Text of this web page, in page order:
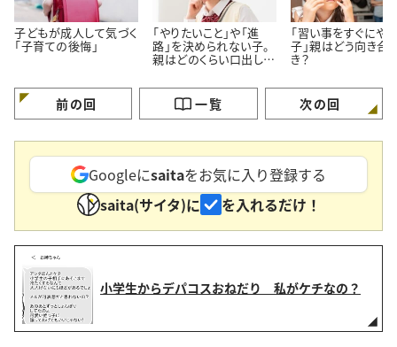
子どもが成人して気づく
「子育ての後悔」
「やりたいこと」や「進
路」を決められない子。
親はどのくらい口出しし
「習い事をすぐにや
子」親はどう向き合
き？
前の回 一覧 次の回
Googleにsaitaをお気に入り登録する
saita(サイタ)に
を入れるだけ！
小学生からデパコスおねだり 私がケチなの？